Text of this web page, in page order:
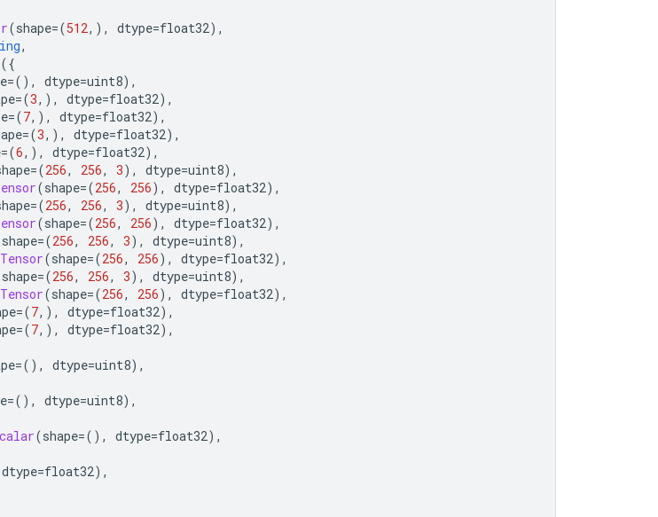
(shape=(512,), dtype=float32),
,
({
=(), dtype=uint8),
=(3,), dtype=float32),
=(7,), dtype=float32),
=(3,), dtype=float32),
=(6,), dtype=float32),
=(256, 256, 3), dtype=uint8),
(shape=(256, 256), dtype=float32),
=(256, 256, 3), dtype=uint8),
(shape=(256, 256), dtype=float32),
shape=(256, 256, 3), dtype=uint8),
Tensor(shape=(256, 256), dtype=float32),
shape=(256, 256, 3), dtype=uint8),
Tensor(shape=(256, 256), dtype=float32),
=(7,), dtype=float32),
=(7,), dtype=float32),
=(), dtype=uint8),
=(), dtype=uint8),
(shape=(), dtype=float32),
dtype=float32),